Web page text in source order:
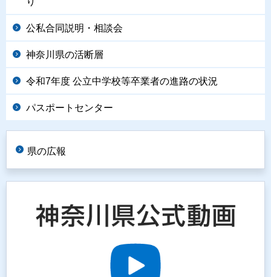
公私合同説明・相談会
神奈川県の活断層
令和7年度 公立中学校等卒業者の進路の状況
パスポートセンター
県の広報